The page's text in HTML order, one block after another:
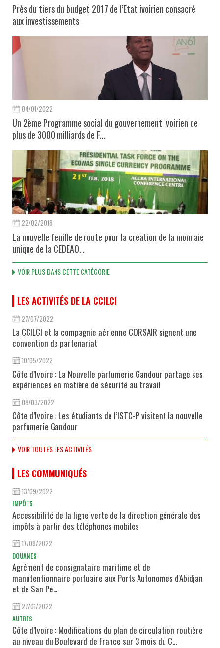
Près du tiers du budget 2017 de l’Etat ivoirien consacré
aux investissements
04/01/2022
Un 2ème Programme social du gouvernement ivoirien de
plus de 3000 milliards de F...
22/02/2018
La nouvelle feuille de route pour la création de la monnaie
unique de la CEDEAO...
VOIR PLUS DANS CETTE CATÉGORIE
LES ACTIVITÉS DE LA CCILCI
27/07/2022
La CCILCI et la compagnie aérienne CORSAIR signent une
convention de partenariat
10/05/2022
Côte d’Ivoire : La Nouvelle parfumerie Gandour partage ses
expériences en matière de sécurité au travail
08/03/2022
Côte d’Ivoire : Les étudiants de l’ISTC-P visitent la nouvelle
parfumerie Gandour
VOIR TOUTES LES ACTIVITÉS
LES COMMUNIQUÉS
13/09/2022
IMPÔTS
Accessibilité de la ligne verte de la direction générale des
impôts à partir des téléphones mobiles
17/08/2022
DOUANES
Agrément de consignataire maritime et de
manutentionnaire portuaire aux Ports Autonomes d'Abidjan
et de San Pe...
27/01/2022
AUTRES
Côte d’Ivoire : Modifications du plan de circulation routière
au niveau du Boulevard de France sur 3 mois du C...